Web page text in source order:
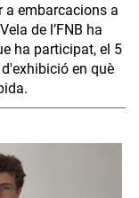
a embarcacions a
de l’FNB ha
ha participat, el 5
en què